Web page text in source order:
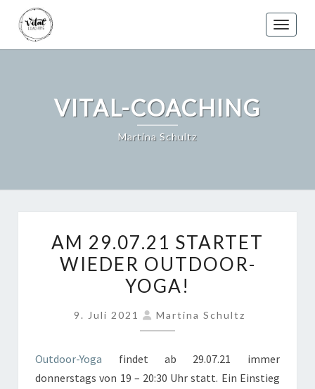
content
VITAL-COACHING
Martina Schultz
29.07.21
STARTET
WIEDER
YOGA!
AM 29.07.21 STARTET
WIEDER OUTDOOR-
YOGA!
9. Juli 2021 Martina Schultz
Outdoor-Yoga findet ab 29.07.21 immer
donnerstags von 19 – 20:30 Uhr statt. Ein Einstieg